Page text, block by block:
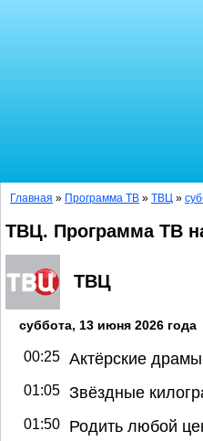
Главная » Программа ТВ » ТВЦ »
ТВЦ. Программа ТВ
ТВЦ
суббота, 13 июня 2026 года
00:25 Актёрские
01:05 Звёздные
01:50 Родить любой